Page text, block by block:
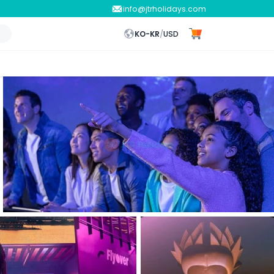
info@jtrholidays.com
KO-KR/USD